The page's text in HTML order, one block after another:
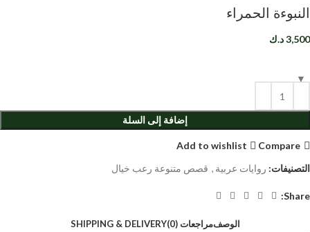
النبوءة الحمراء
3,500د.ك
إضافة إلى السلة
Compare
Add to wishlist
التصنيفات: روايات عربية , قصص متنوعة رعب خيال
Share:
الوصفمراجعات (0) SHIPPING & DELIVERY